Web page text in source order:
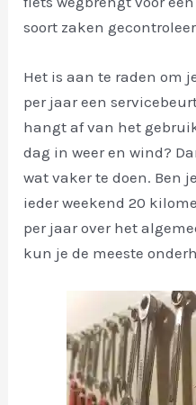
soort zaken
Het is aan te raden om
per jaar een
hangt af van het
dag in weer en wind?
wat vaker te doen. Ben
ieder weekend 20
per jaar over het
kun je de meeste